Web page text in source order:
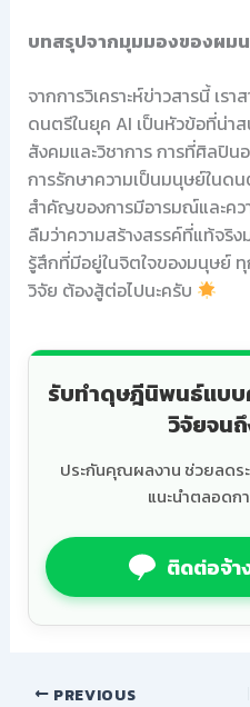
บทสรุปจากมุมมองของผมน
จากการวิเคราะห์ข่าวสารนี้ เร
ดนตรีในยุค AI เป็นหัวข้อที่น่า
สังคมและวิชาการ การที่ศิลปิน
การรักษาความเป็นมนุษย์ในดน
สำคัญของการมีอารมณ์และคว
ลืมว่าความสร้างสรรค์ที่แท้จริ
รู้สึกที่มีอยู่ในจิตใจของมนุษย์
วิจัย ต้องสู้ต่อไปนะครับ
รับทำดุษฎีนิพนธ์แบบ
วิจัยจน
ประกันคุณผลงาน ช่วยลดระ
แนะนำตลอด
ติดต่อจ้า
PREVIOUS